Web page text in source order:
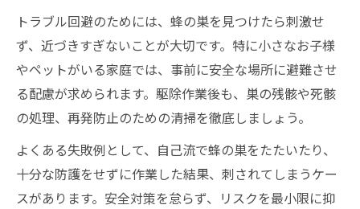
トラブル回避のためには、蜂の巣を見つけたら刺激せ
ず、近づきすぎないことが大切です。特に小さなお子様
やペットがいる家庭では、事前に安全な場所に避難させ
る配慮が求められます。駆除作業後も、巣の残骸や死骸
の処理、再発防止のための清掃を徹底しましょう。
よくある失敗例として、自己流で蜂の巣をたたいたり、
十分な防護をせずに作業した結果、刺されてしまうケー
スがあります。安全対策を怠らず、リスクを最小限に抑